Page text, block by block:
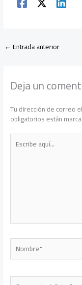
←Entrada anterior
Deja un
Tu dirección de correo
obligatorios están
Escribe
aquí...
Nombre*
Correo